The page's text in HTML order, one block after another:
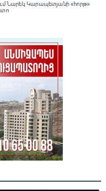
Նարեկ Կարապետյանի «հորթ»